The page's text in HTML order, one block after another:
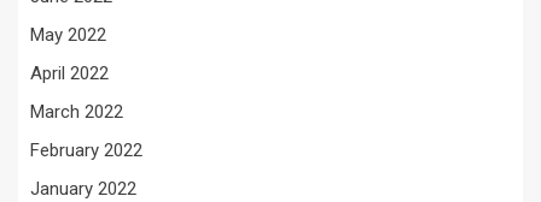
May 2022
April 2022
March 2022
February 2022
January 2022